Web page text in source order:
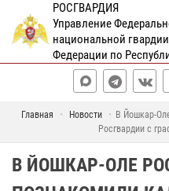
РОСГВАРДИЯ
Управление
национальной
Федерации по
Главная Новости
В Йошкар-
Росгвардии с
В ЙОШКАР-ОЛЕ